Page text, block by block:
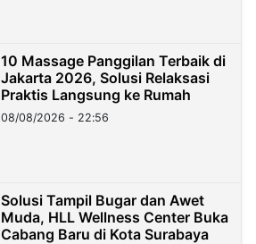
10 Massage Panggilan Terbaik di
Jakarta 2026, Solusi Relaksasi
Praktis Langsung ke Rumah
08/08/2026 - 22:56
Solusi Tampil Bugar dan Awet
Muda, HLL Wellness Center Buka
Cabang Baru di Kota Surabaya